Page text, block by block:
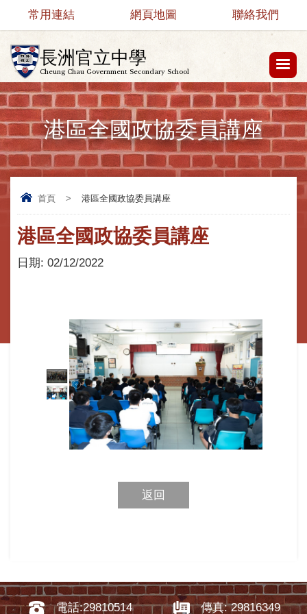
長洲官立中學
Cheung Chau Government Secondary School
常用連結 網頁地圖 聯絡我們
港區全國政協委員講座
首頁 > 港區全國政協委員講座
港區全國政協委員講座
日期: 02/12/2022
返回
電話:29810514 傳真: 29816349